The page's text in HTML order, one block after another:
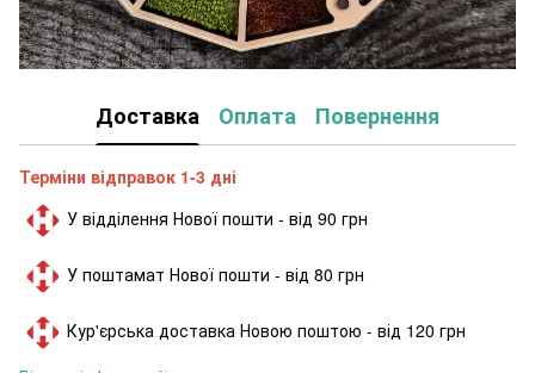
Доставка Оплата Повернення
Терміни відправок 1-3 дні
У відділення Нової пошти - від 90 грн
У поштамат Нової пошти - від 80 грн
Кур'єрська доставка Новою поштою - від 120 грн